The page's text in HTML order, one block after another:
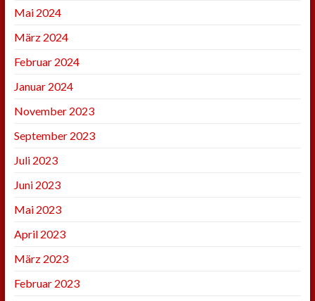
Mai 2024
März 2024
Februar 2024
Januar 2024
November 2023
September 2023
Juli 2023
Juni 2023
Mai 2023
April 2023
März 2023
Februar 2023